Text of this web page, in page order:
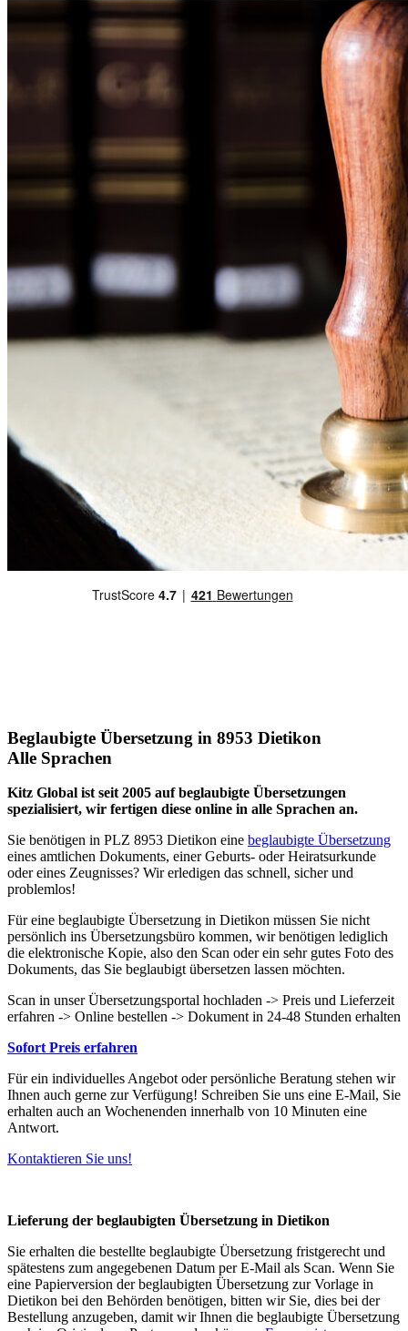
Beglaubigte Übersetzung in 8953 Dietikon
Alle Sprachen
Kitz Global ist seit 2005 auf beglaubigte Übersetzungen
spezialisiert, wir fertigen diese online in alle Sprachen an.
Sie benötigen in PLZ 8953 Dietikon eine beglaubigte Übersetzung
eines amtlichen Dokuments, einer Geburts- oder Heiratsurkunde
oder eines Zeugnisses? Wir erledigen das schnell, sicher und
problemlos!
Für eine beglaubigte Übersetzung in Dietikon müssen Sie nicht
persönlich ins Übersetzungsbüro kommen, wir benötigen lediglich
die elektronische Kopie, also den Scan oder ein sehr gutes Foto des
Dokuments, das Sie beglaubigt übersetzen lassen möchten.
Scan in unser Übersetzungsportal hochladen -> Preis und Lieferzeit
erfahren -> Online bestellen -> Dokument in 24-48 Stunden erhalten
Sofort Preis erfahren
Für ein individuelles Angebot oder persönliche Beratung stehen wir
Ihnen auch gerne zur Verfügung! Schreiben Sie uns eine E-Mail, Sie
erhalten auch an Wochenenden innerhalb von 10 Minuten eine
Antwort.
Kontaktieren Sie uns!
Lieferung der beglaubigten Übersetzung in Dietikon
Sie erhalten die bestellte beglaubigte Übersetzung fristgerecht und
spätestens zum angegebenen Datum per E-Mail als Scan. Wenn Sie
eine Papierversion der beglaubigten Übersetzung zur Vorlage in
Dietikon bei den Behörden benötigen, bitten wir Sie, dies bei der
Bestellung anzugeben, damit wir Ihnen die beglaubigte Übersetzung